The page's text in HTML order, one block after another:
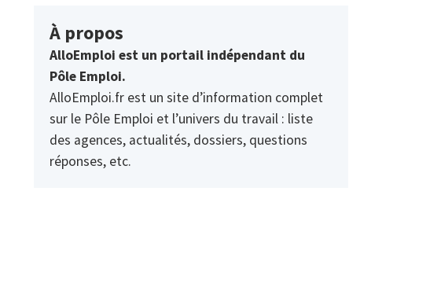
À propos
AlloEmploi est un portail indépendant du
Pôle Emploi.
AlloEmploi.fr est un site d’information complet
sur le Pôle Emploi et l’univers du travail : liste
des agences, actualités, dossiers, questions
réponses, etc.